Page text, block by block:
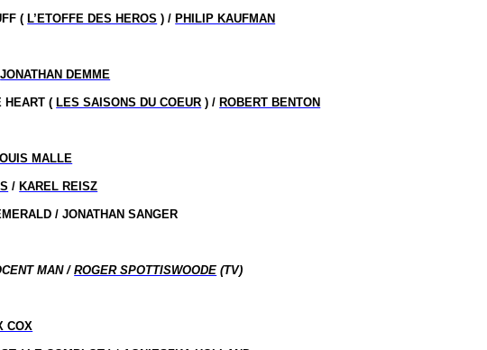
( L’ETOFFE DES HEROS ) / PHILIP KAUFMAN
JONATHAN DEMME
HEART ( LES SAISONS DU COEUR ) / ROBERT BENTON
MALLE
/ KAREL REISZ
/ JONATHAN SANGER
MAN /ROGER SPOTTISWOODE (TV)
COX